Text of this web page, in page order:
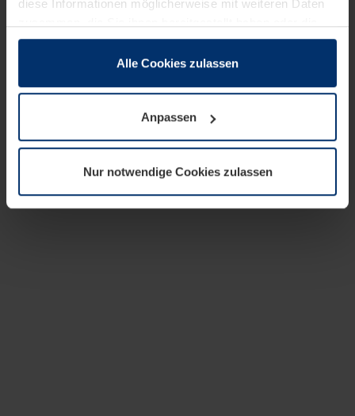
diese Informationen möglicherweise mit weiteren Daten
sie im Rahmen Ihrer Nutzung der Dienste gesammelt
wenn diese für den Betrieb dieser Seite unbedingt
notwendig sind. Für alle anderen Cookie-Typen benötigen
wir Ihre Erlaubnis. Ihre Einwilligung können Sie jederzeit
Datenschutzerklärungunserer Website ändern oder
widerrufen.
Alle Cookies zulassen
Anpassen
Nur notwendige Cookies zulassen